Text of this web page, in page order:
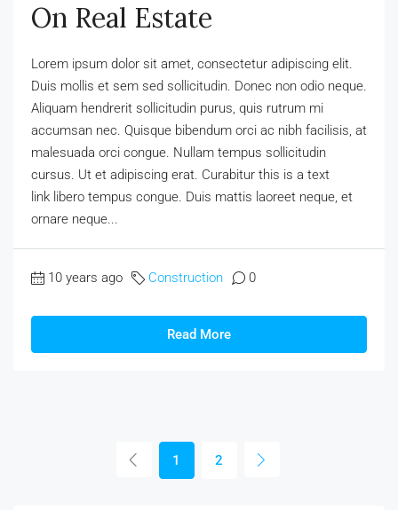
On Real Estate
Lorem ipsum dolor sit amet, consectetur adipiscing elit.
Duis mollis et sem sed sollicitudin. Donec non odio neque.
Aliquam hendrerit sollicitudin purus, quis rutrum mi
accumsan nec. Quisque bibendum orci ac nibh facilisis, at
malesuada orci congue. Nullam tempus sollicitudin
cursus. Ut et adipiscing erat. Curabitur this is a text
link libero tempus congue. Duis mattis laoreet neque, et
ornare neque...
10 years ago Construction 0
Read More
1 2